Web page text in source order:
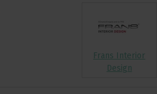
Frans Interior
Design